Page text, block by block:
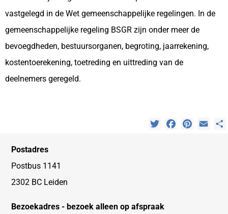
vastgelegd in de Wet gemeenschappelijke regelingen. In de
gemeenschappelijke regeling BSGR zijn onder meer de
bevoegdheden, bestuursorganen, begroting, jaarrekening,
kostentoerekening, toetreding en uittreding van de
deelnemers geregeld.
TwitterFacebookPinterest
Postadres
Postbus 1141
2302 BC Leiden
Bezoekadres - bezoek alleen op afspraak